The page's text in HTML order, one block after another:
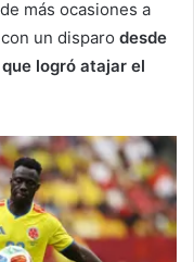
más ocasiones a
un disparo desde
logró atajar el